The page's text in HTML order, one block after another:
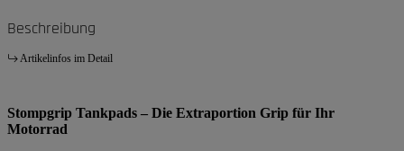
Beschreibung
Artikelinfos im Detail
Stompgrip Tankpads – Die Extraportion Grip für Ihr
Motorrad